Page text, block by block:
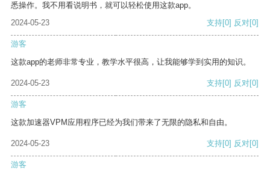
悉操作。我不用看说明书，就可以轻松使用这款app。
2024-05-23
支持[0] 反对[0]
游客
这款app的老师非常专业，教学水平很高，让我能够学到实用的知识。
2024-05-23 支持[0] 反对[0]
游客
这款加速器VPM应用程序已经为我们带来了无限的隐私和自由。
2024-05-23 支持[0] 反对[0]
游客